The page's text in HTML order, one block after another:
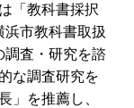
「教科書採択
市教科書取扱
調査・研究を諮
な調査研究を
」を推薦し、